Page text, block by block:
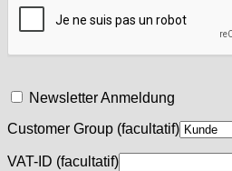
Newsletter Anmeldung
Customer Group (facultatif)
VAT-ID (facultatif)